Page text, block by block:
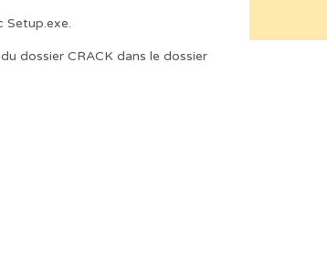
Setup.exe.
dossier CRACK dans le dossier